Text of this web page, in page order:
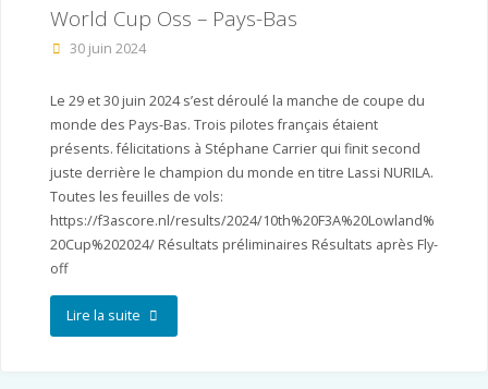
World Cup Oss – Pays-Bas
30 juin 2024
Le 29 et 30 juin 2024 s’est déroulé la manche de coupe du
monde des Pays-Bas. Trois pilotes français étaient
présents. félicitations à Stéphane Carrier qui finit second
juste derrière le champion du monde en titre Lassi NURILA.
Toutes les feuilles de vols:
https://f3ascore.nl/results/2024/10th%20F3A%20Lowland%
20Cup%202024/ Résultats préliminaires Résultats après Fly-
off
Lire la suite"World